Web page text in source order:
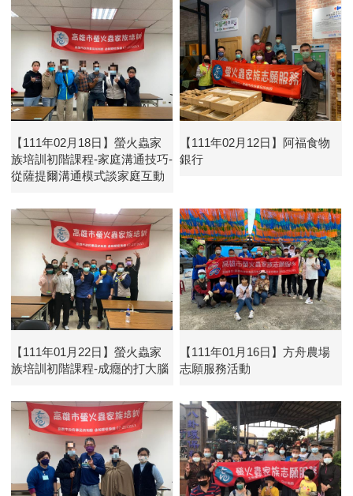
【111年02月18日】螢火蟲家
族培訓初階課程-家庭溝通技巧-
從薩提爾溝通模式談家庭互動
【111年02月12日】阿福食物
銀行
【111年01月22日】螢火蟲家
族培訓初階課程-成癮的打大腦
【111年01月16日】方舟農場
志願服務活動